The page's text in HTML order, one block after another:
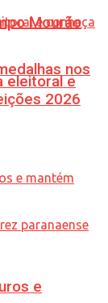
Mourão
nos
e
eleitoral e
2026